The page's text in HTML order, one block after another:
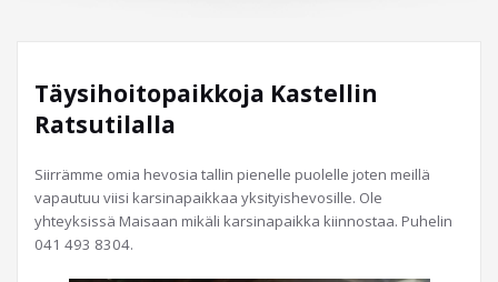
Täysihoitopaikkoja Kastellin
Ratsutilalla
Siirrämme omia hevosia tallin pienelle puolelle joten meillä
vapautuu viisi karsinapaikkaa yksityishevosille. Ole
yhteyksissä Maisaan mikäli karsinapaikka kiinnostaa. Puhelin
041 493 8304.